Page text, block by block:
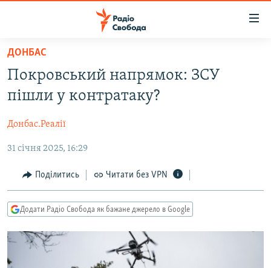
Перейти
основного
матеріалу
до
навігації
Перейти
пошуку
ВСЕ ЗА ДОБУ
ПОЛІТИКА
ЕКОНОМІКА
СУСПІЛЬСТВО
СПОРТ
УКРАЇНА
ВІЙНА
РОСІЙСЬКА «ФІЛЬТРАЦІЯ»
ДОНБАС.РЕАЛІЇ
КРИМ.РЕАЛІЇ
ТИ ЯК?
СХЕМИ
КИТАЙ.ВИКЛИКИ
ДОНБАС
Покровський напрямок: ЗСУ
пішли у контратаку?
Донбас.Реалії
31 січня 2025, 16:29
Поділитись Читати без VPN
Додати Радіо Свобода як бажане джерело в Google